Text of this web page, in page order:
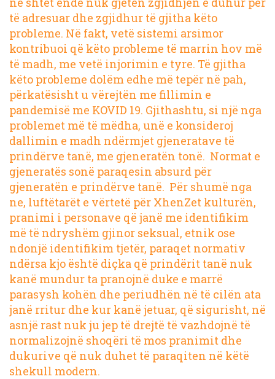
të adresuar dhe zgjidhur të gjitha këto
probleme. Në fakt, vetë sistemi arsimor
kontribuoi që këto probleme të marrin hov më
të madh, me vetë injorimin e tyre. Të gjitha
këto probleme dolëm edhe më tepër në pah,
përkatësisht u vërejtën me fillimin e
pandemisë me KOVID 19. Gjithashtu, si një nga
problemet më të mëdha, unë e konsideroj
dallimin e madh ndërmjet gjeneratave të
prindërve tanë, me gjeneratën tonë. Normat e
gjeneratës sonë paraqesin absurd për
gjeneratën e prindërve tanë. Për shumë nga
ne, luftëtarët e vërtetë për XhenZet kulturën,
pranimi i personave që janë me identifikim
më të ndryshëm gjinor seksual, etnik ose
ndonjë identifikim tjetër, paraqet normativ
ndërsa kjo është diçka që prindërit tanë nuk
kanë mundur ta pranojnë duke e marrë
parasysh kohën dhe periudhën në të cilën ata
janë rritur dhe kur kanë jetuar, që sigurisht, në
asnjë rast nuk ju jep të drejtë të vazhdojnë të
normalizojnë shoqëri të mos pranimit dhe
dukurive që nuk duhet të paraqiten në këtë
shekull modern.